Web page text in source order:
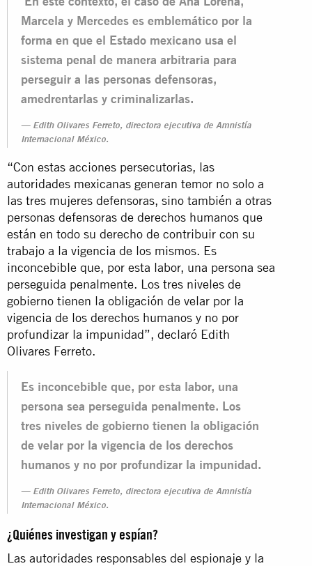
Marcela y Mercedes es emblemático por la
forma en que el Estado mexicano usa el
sistema penal de manera arbitraria para
perseguir a las personas defensoras,
amedrentarlas y criminalizarlas.
Edith Olivares Ferreto, directora ejecutiva de Amnistía
Internacional México.
“Con estas acciones persecutorias, las
autoridades mexicanas generan temor no solo a
las tres mujeres defensoras, sino también a otras
personas defensoras de derechos humanos que
están en todo su derecho de contribuir con su
trabajo a la vigencia de los mismos. Es
inconcebible que, por esta labor, una persona sea
perseguida penalmente. Los tres niveles de
gobierno tienen la obligación de velar por la
vigencia de los derechos humanos y no por
profundizar la impunidad”, declaró Edith
Olivares Ferreto.
Es inconcebible que, por esta labor, una
persona sea perseguida penalmente. Los
tres niveles de gobierno tienen la obligación
de velar por la vigencia de los derechos
humanos y no por profundizar la impunidad.
Edith Olivares Ferreto, directora ejecutiva de Amnistía
Internacional México.
¿Quiénes investigan y espían?
Las autoridades responsables del espionaje y la